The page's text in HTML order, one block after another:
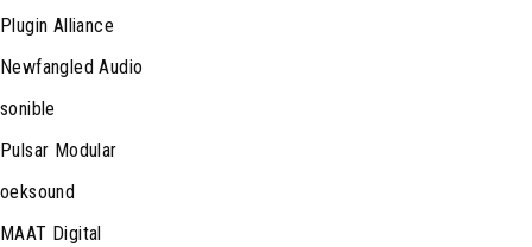
Plugin Alliance
Newfangled Audio
sonible
Pulsar Modular
oeksound
MAAT Digital